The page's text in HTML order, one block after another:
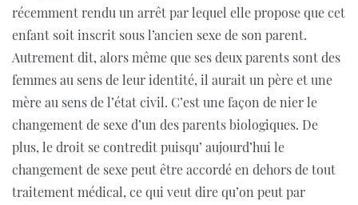
récemment rendu un arrêt par lequel elle propose que cet
enfant soit inscrit sous l’ancien sexe de son parent.
Autrement dit, alors même que ses deux parents sont des
femmes au sens de leur identité, il aurait un père et une
mère au sens de l’état civil. C’est une façon de nier le
changement de sexe d’un des parents biologiques. De
plus, le droit se contredit puisqu’ aujourd’hui le
changement de sexe peut être accordé en dehors de tout
traitement médical, ce qui veut dire qu’on peut par